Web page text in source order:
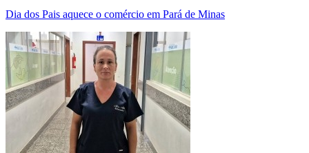
Dia dos Pais aquece o comércio em Pará de Minas